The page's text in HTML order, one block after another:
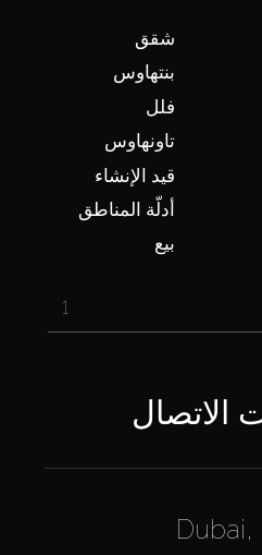
شقق
بنتهاوس
فلل
تاونهاوس
قيد الإنشاء
أدلّة المناطق
بيع
1
الاتصال
Dubai,